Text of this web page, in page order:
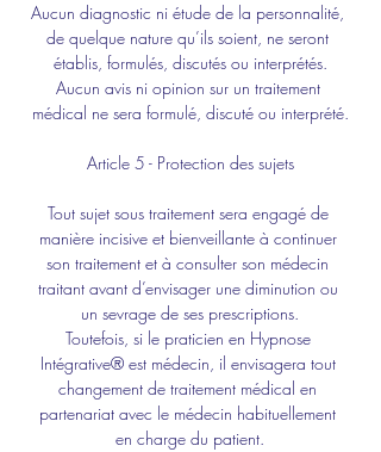
Aucun diagnostic ni étude de la personnalité,
de quelque nature qu’ils soient, ne seront
établis, formulés, discutés ou interprétés.
Aucun avis ni opinion sur un traitement
médical ne sera formulé, discuté ou interprété.
Article 5 - Protection des sujets
Tout sujet sous traitement sera engagé de
manière incisive et bienveillante à continuer
son traitement et à consulter son médecin
traitant avant d’envisager une diminution ou
un sevrage de ses prescriptions.
Toutefois, si le praticien en Hypnose
Intégrative® est médecin, il envisagera tout
changement de traitement médical en
partenariat avec le médecin habituellement
en charge du patient.